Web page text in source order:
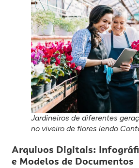
Jardineiros de diferentes
no viveiro de flores lendo
Arquivos Digitais:
e Modelos de Documentos